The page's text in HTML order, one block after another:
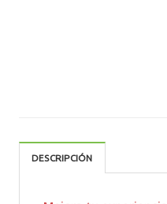
DESCRIPCIÓN